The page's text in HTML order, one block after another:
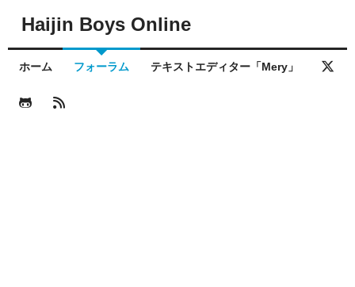
Haijin Boys Online
ホーム フォーラム テキストエディター「Mery」